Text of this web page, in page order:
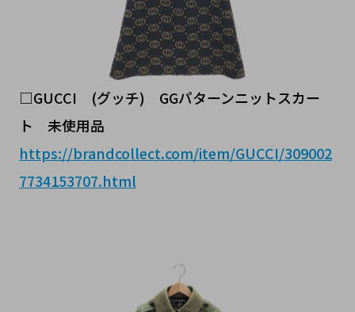
□GUCCI (グッチ) GGパターンニットスカー
ト 未使用品
https://brandcollect.com/item/GUCCI/309002
7734153707.html